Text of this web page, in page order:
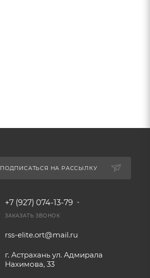
ПОДПИСАТЬСЯ НА РАССЫЛКУ
+7 (927) 074-13-79
ЗАКАЗАТЬ ЗВОНОК
rss-elite.ort@mail.ru
г. Астрахань ул. Адмирала
Нахимова, 33